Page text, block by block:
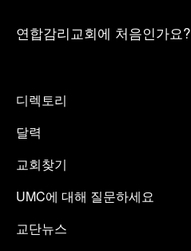
연합감리교회에 처음인가요?
디렉토리
달력
교회찾기
UMC에 대해 질문하세요
교단뉴스